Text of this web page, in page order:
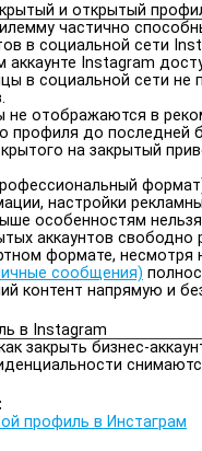
и открытый
частично
в социальной сети
аккаунте Instagram
в социальной сети
не отображаются в
профиля до последней
на закрытый
настройки
особенностям
аккаунтов
формате,
сообщения)
контент напрямую и
в Instagram
закрыть бизнес-
профиль в Инстаграм